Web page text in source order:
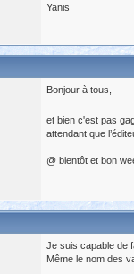
Yanis
Bonjour à tous,
et bien c'est pas
attendant que
@ bientôt et bon
Je suis capable de
Même le nom des